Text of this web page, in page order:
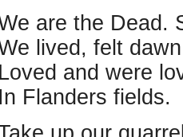
are the Dead.
lived, felt
Loved and were
In Flanders fields.